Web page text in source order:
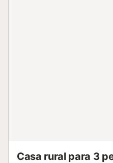
Casa rural para 3